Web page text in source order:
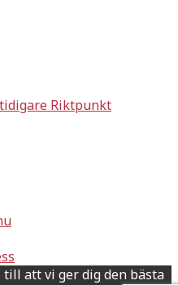
Riktpunkt
till att vi ger dig den bästa